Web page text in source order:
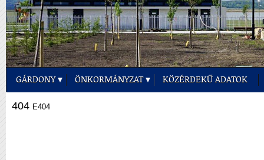
GÁRDONY ÖNKORMÁNYZAT KÖZÉRDEKŰ ADATOK
404 E404